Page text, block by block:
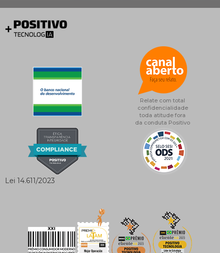
Relate com total
confidencialidade
toda atitude fora
da conduta Positivo
Lei 14.611/2023